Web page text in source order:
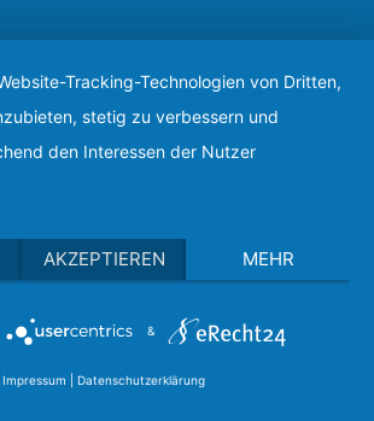
Tracking-Technologien von Dritten,
stetig zu verbessern und
den Interessen der Nutzer
AKZEPTIEREN MEHR
&
Impressum Datenschutzerklärung